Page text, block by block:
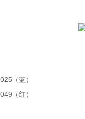
（蓝）
（红）